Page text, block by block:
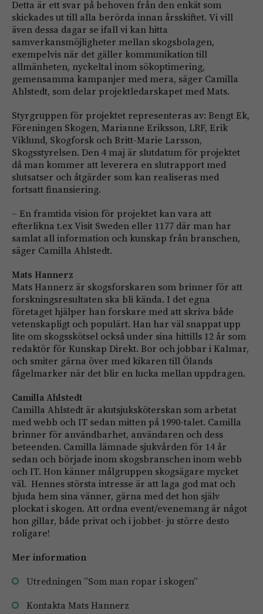
Detta är ett svar på behoven från den enkät som
skickades ut till alla berörda innan årsskiftet. Vi vill
även dessa dagar se ifall vi kan hitta
samverkansmöjligheter mellan skogsbolagen,
exempelvis när det gäller kommunikation till
allmänheten, nyckeltal inom sökoptimering,
gemensamma kampanjer med mera, säger Camilla
Ahlstedt, som delar projektledarskapet med Mats.
Styrgruppen för projektet representeras av: Bengt Ek,
Föreningen Skogen, Marianne Eriksson, LRF, Erik
Viklund, Skogforsk och Britt-Marie Larsson,
Skogsstyrelsen. Den 4 maj är slutdatum för projektet
då man kommer att leverera en slutrapport med
slutsatser och åtgärder som kan realiseras med
fortsatt finansiering.
– En framtida vision för projektet kan vara att
efterlikna t.ex Visit Sweden eller 1177 där man har
samlat all information och kunskap från branschen,
säger Camilla Ahlstedt.
Mats Hannerz
Mats Hannerz är skogsforskaren som brinner för att
forskningsresultaten ska bli kända. I det egna
företaget hjälper han forskare med att skriva både
vetenskapligt och populärt. Han har väl snappat upp
lite om skogsskötsel också under sina hittills 12 år som
redaktör för Kunskap Direkt. Bor och jobbar i Kalmar,
och smiter gärna över med kikaren till Ölands
fågelmarker när det blir en lucka mellan uppdragen.
Camilla Ahlstedt
Camilla Ahlstedt är akutsjuksköterskan som arbetat
med webb och IT sedan mitten på 1990-talet. Camilla
brinner för användbarhet, användaren och dess
beteenden. Camilla lämnade sjukvården för 14 år
sedan och började inom skogsbranschen inom webb
och IT. Hon känner målgruppen skogsägare mycket
väl. Hennes största intresse är att laga god mat och
bjuda hem sina vänner, gärna med det hon själv
plockat i skogen. Att ordna event/evenemang är något
hon gillar, både privat och i jobbet- ju större desto
roligare!
Mer information
Utredningen ”Som man ropar i skogen”
Kontakta Mats Hannerz